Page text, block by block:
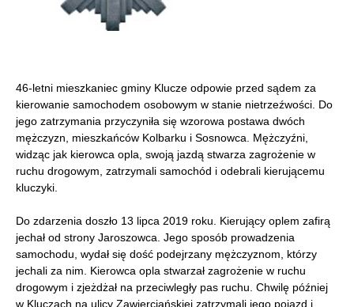
46-letni mieszkaniec gminy Klucze odpowie przed sądem za
kierowanie samochodem osobowym w stanie nietrzeźwości. Do
jego zatrzymania przyczyniła się wzorowa postawa dwóch
mężczyzn, mieszkańców Kolbarku i Sosnowca. Mężczyźni,
widząc jak kierowca opla, swoją jazdą stwarza zagrożenie w
ruchu drogowym, zatrzymali samochód i odebrali kierującemu
kluczyki.
Do zdarzenia doszło 13 lipca 2019 roku. Kierujący oplem zafirą
jechał od strony Jaroszowca. Jego sposób prowadzenia
samochodu, wydał się dość podejrzany mężczyznom, którzy
jechali za nim. Kierowca opla stwarzał zagrożenie w ruchu
drogowym i zjeżdżał na przeciwległy pas ruchu. Chwilę później
w Kluczach na ulicy Zawierciańskiej zatrzymali jego pojazd i